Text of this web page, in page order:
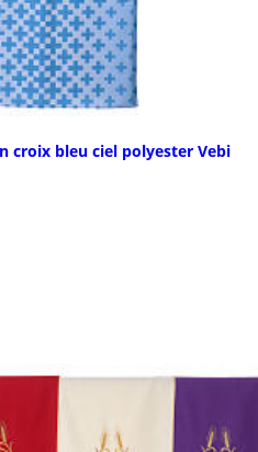
croix bleu ciel polyester Vebi